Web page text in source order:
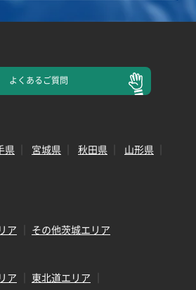
よくあるご質問
県 宮城県 秋田県
山形県
ア
その他茨城エリア
ア
東北道エリア